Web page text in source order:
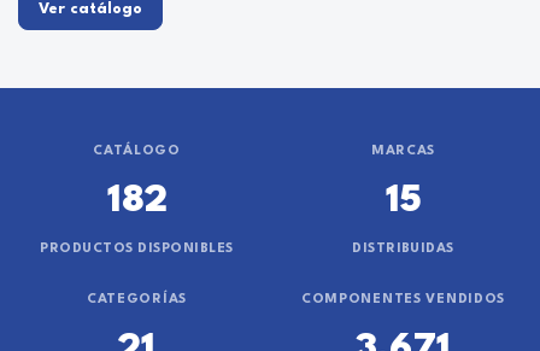
Ver catálogo
CATÁLOGO
182
PRODUCTOS DISPONIBLES
MARCAS
15
DISTRIBUIDAS
CATEGORÍAS COMPONENTES VENDIDOS